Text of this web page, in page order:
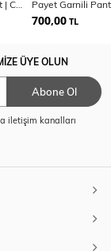
700,00 TL
ÜYE OLUN
Abone Ol
iletişim kanalları